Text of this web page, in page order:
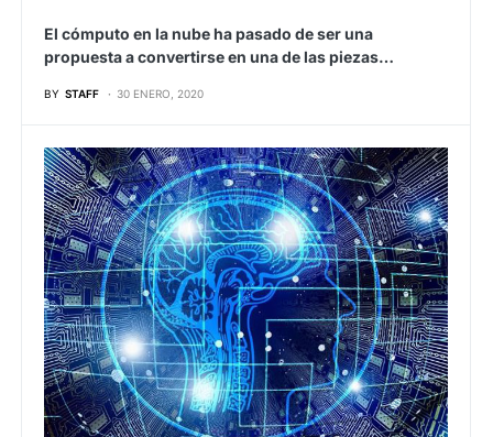
El cómputo en la nube ha pasado de ser una
propuesta a convertirse en una de las piezas…
BY STAFF 30 ENERO, 2020